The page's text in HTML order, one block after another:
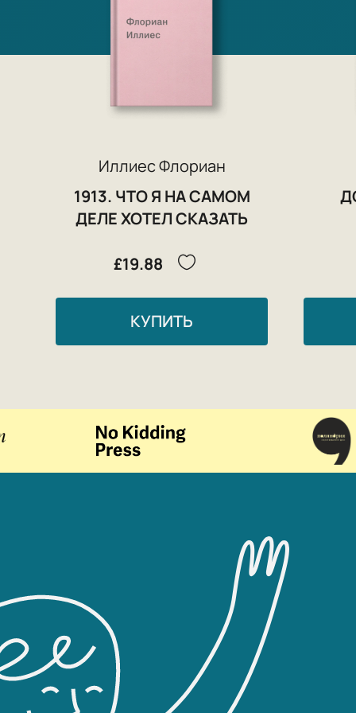
Иллиес Флориан
1913. ЧТО Я НА САМОМ
ДЕЛЕ ХОТЕЛ СКАЗАТЬ
£19.88
КУПИТЬ